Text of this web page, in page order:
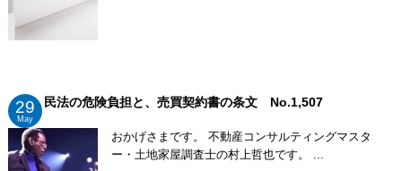
29
May
民法の危険負担と、売買契約書の条文 No.1,507
おかげさまです。 不動産コンサルティングマスタ
ー・土地家屋調査士の村上哲也です。 ...